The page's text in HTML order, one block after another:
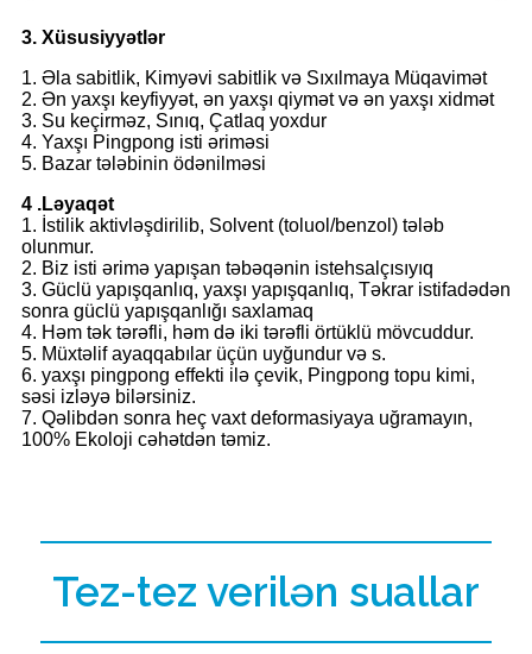
3. Xüsusiyyətlər
1. Əla sabitlik, Kimyəvi sabitlik və Sıxılmaya Müqavimət
2. Ən yaxşı keyfiyyət, ən yaxşı qiymət və ən yaxşı xidmət
3. Su keçirməz, Sınıq, Çatlaq yoxdur
4. Yaxşı Pingpong isti əriməsi
5. Bazar tələbinin ödənilməsi
4 .Ləyaqət
1. İstilik aktivləşdirilib, Solvent (toluol/benzol) tələb
olunmur.
2. Biz isti ərimə yapışan təbəqənin istehsalçısıyıq
3. Güclü yapışqanlıq, yaxşı yapışqanlıq, Təkrar istifadədən
sonra güclü yapışqanlığı saxlamaq
4. Həm tək tərəfli, həm də iki tərəfli örtüklü mövcuddur.
5. Müxtəlif ayaqqabılar üçün uyğundur və s.
6. yaxşı pingpong effekti ilə çevik, Pingpong topu kimi,
səsi izləyə bilərsiniz.
7. Qəlibdən sonra heç vaxt deformasiyaya uğramayın,
100% Ekoloji cəhətdən təmiz.
Tez-tez verilən suallar